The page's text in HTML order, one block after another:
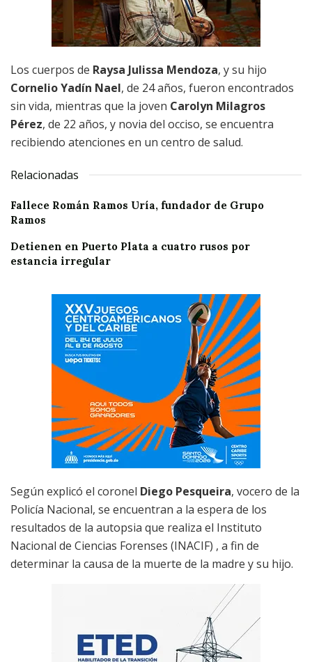
Los cuerpos de Raysa Julissa Mendoza, y su hijo
Cornelio Yadín Nael, de 24 años, fueron encontrados
sin vida, mientras que la joven Carolyn Milagros
Pérez, de 22 años, y novia del occiso, se encuentra
recibiendo atenciones en un centro de salud.
Relacionadas
Fallece Román Ramos Uría, fundador de Grupo
Ramos
Detienen en Puerto Plata a cuatro rusos por
estancia irregular
Según explicó el coronel Diego Pesqueira, vocero de la
Policía Nacional, se encuentran a la espera de los
resultados de la autopsia que realiza el Instituto
Nacional de Ciencias Forenses (INACIF) , a fin de
determinar la causa de la muerte de la madre y su hijo.